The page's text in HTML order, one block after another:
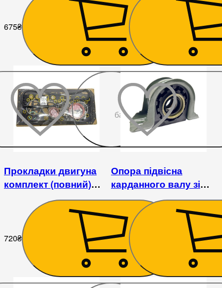
675₴ 675₴
бажаного
Прокладки двигуна
комплект (повний)
Foton 1043-1 (3,3)
720₴
Опора підвісна
карданного валу зі
скобою Foton 1043
810₴